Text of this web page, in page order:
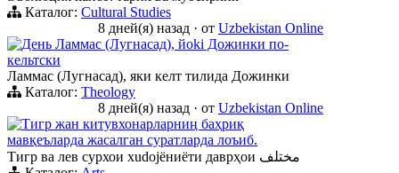
Каталог: Cultural Studies
8 дней(я) назад · от Uzbekistan Online
День Ламмас (Лугнасад), йoki Дожинки по-
кельтски
Ламмас (Лугнасад), яки келт тилида Дожинки
Каталог: Theology
8 дней(я) назад · от Uzbekistan Online
Тигр жан китувхонарларниң баҳриқ
мавқеъларда жасалган суратларда лоъиб.
Тигр ва лев сурхои хudojёниёти даврҳои مختلف